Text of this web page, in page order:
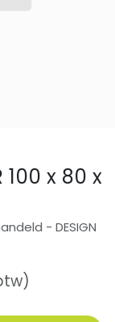
100 x 80 x
- DESIGN